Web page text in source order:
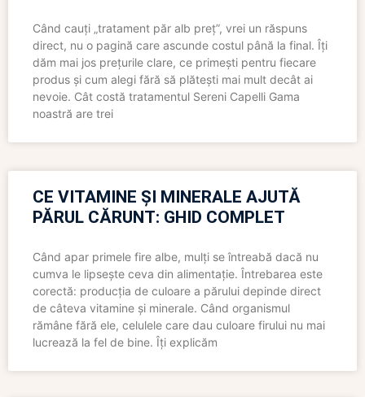
Când cauți „tratament păr alb preț”, vrei un răspuns
direct, nu o pagină care ascunde costul până la final. Îți
dăm mai jos prețurile clare, ce primești pentru fiecare
produs și cum alegi fără să plătești mai mult decât ai
nevoie. Cât costă tratamentul Sereni Capelli Gama
noastră are trei
CE VITAMINE ȘI MINERALE AJUTĂ
PĂRUL CĂRUNT: GHID COMPLET
Când apar primele fire albe, mulți se întreabă dacă nu
cumva le lipsește ceva din alimentație. Întrebarea este
corectă: producția de culoare a părului depinde direct
de câteva vitamine și minerale. Când organismul
rămâne fără ele, celulele care dau culoare firului nu mai
lucrează la fel de bine. Îți explicăm